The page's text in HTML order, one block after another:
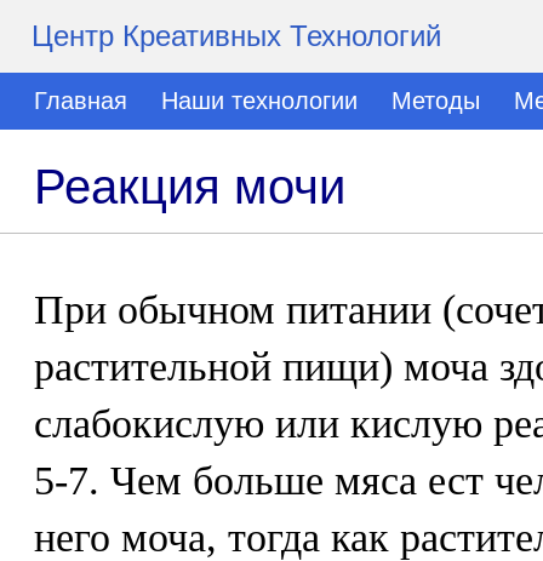
Центр Креативных Технологий
Главная Наши технологии Методы
Реакция мочи
При обычном питании
растительной пищи) моча
слабокислую или кислую
5-7. Чем больше мяса ест
него моча, тогда как